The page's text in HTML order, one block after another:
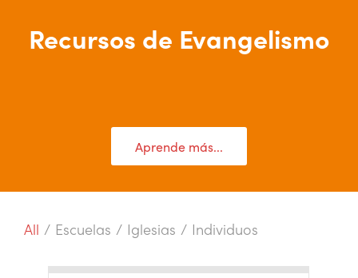
Recursos de Evangelismo
Aprende más...
All / Escuelas / Iglesias / Individuos